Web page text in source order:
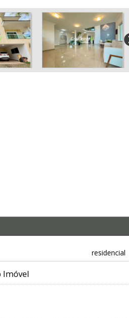
residencial
Imóvel